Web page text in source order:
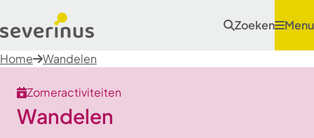
Zoeken Menu
Home Wandelen
Zomeractiviteiten
Wandelen